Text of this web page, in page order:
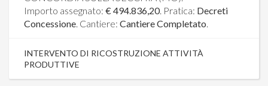
Importo assegnato: € 494.836,20. Pratica: Decreti
Concessione. Cantiere: Cantiere Completato.
INTERVENTO DI RICOSTRUZIONE ATTIVITÀ
PRODUTTIVE